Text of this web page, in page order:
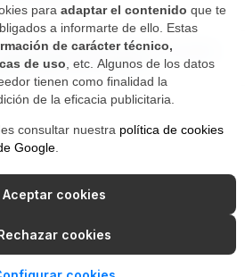
para adaptar el contenido que te
a informarte de ello. Estas
de carácter técnico,
de uso , etc. Algunos de los datos
tienen como finalidad la
de la eficacia publicitaria.
consultar nuestra política de cookies
Google
Aceptar cookies
cookies
Política de privacidad
Política de cookies